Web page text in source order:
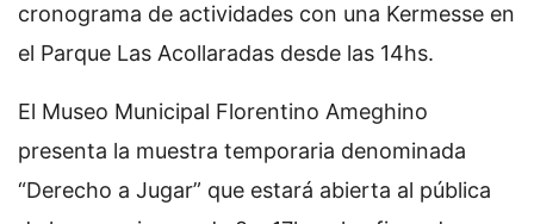
cronograma de actividades con una Kermesse en
el Parque Las Acollaradas desde las 14hs.
El Museo Municipal Florentino Ameghino
presenta la muestra temporaria denominada
“Derecho a Jugar” que estará abierta al pública